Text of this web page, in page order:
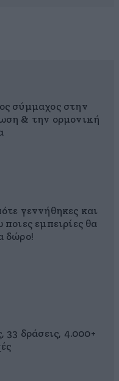
σύμμαχος στην
& την ορμονική
γεννήθηκες και
εμπειρίες θα
δώρο!
33 δράσεις, 4.000+